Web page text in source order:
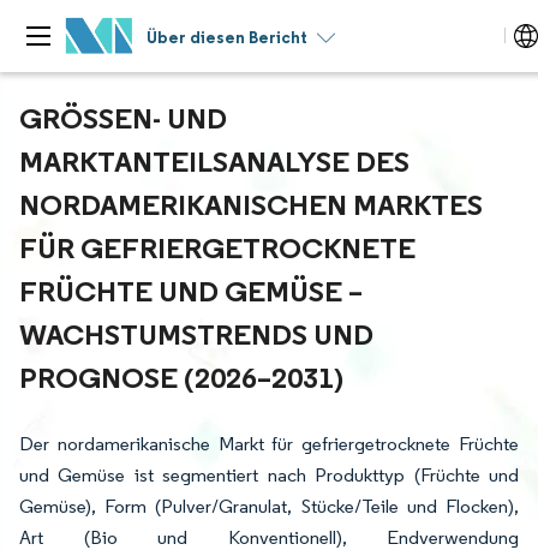
Über diesen Bericht
GRÖSSEN- UND M
ARKTANTEILSANALYSE DES N
ORDAMERIKANISCHEN MARKTES F
ÜR GEFRIERGETROCKNETE F
RÜCHTE UND GEMÜSE – W
ACHSTUMSTRENDS UND P
ROGNOSE (2026–2031)
Der nordamerikanische Markt für gefriergetrocknete Früchte
und Gemüse ist segmentiert nach Produkttyp (Früchte und
Gemüse), Form (Pulver/Granulat, Stücke/Teile und Flocken),
Art (Bio und Konventionell), Endverwendung